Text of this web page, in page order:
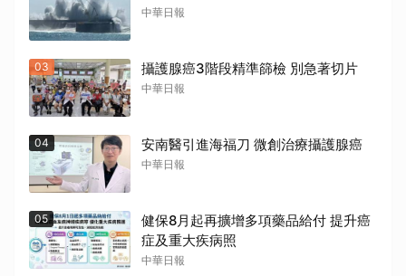
中華日報
03 攝護腺癌3階段精準篩檢 別急著切片
中華日報
04 安南醫引進海福刀 微創治療攝護腺癌
中華日報
05
健保8月起再擴增多項藥品給付 提升癌
症及重大疾病照
中華日報